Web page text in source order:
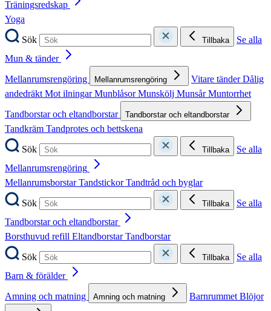
Träningsredskap
Yoga
Sök
Tillbaka
Se alla
Mun & tänder
Mellanrumsrengöring
Mellanrumsrengöring Vitare tänderDålig
andedräktMot ilningarMunblåsorMunskölj MunsårMuntorrhet
Tandborstar och eltandborstar
Tandborstar och eltandborstar
Tandkräm Tandprotes och bettskena
Sök
Tillbaka
Se alla
Mellanrumsrengöring
MellanrumsborstarTandstickorTandtråd och byglar
Sök
Tillbaka
Se alla
Tandborstar och eltandborstar
Borsthuvud refill EltandborstarTandborstar
Sök
Tillbaka
Se alla
Barn & förälder
Amning och matning
Amning och matning BarnrummetBlöjor